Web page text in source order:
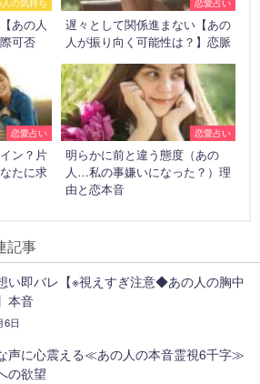
の気持ち
あの人
可否
恋愛占い
遅々として関係進まない【あの
人が振り向く可能性は？】恋脈
恋愛占い
ン？片
たに求
恋愛占い
明らかに前と違う態度（あの
人…私の事嫌いになった？）理
由と恋本音
記事
い即バレ【※視えすぎ注意◆あの人の胸中
本音
6日
声に心震える≪あの人の本音霊視6千字≫
の欲望